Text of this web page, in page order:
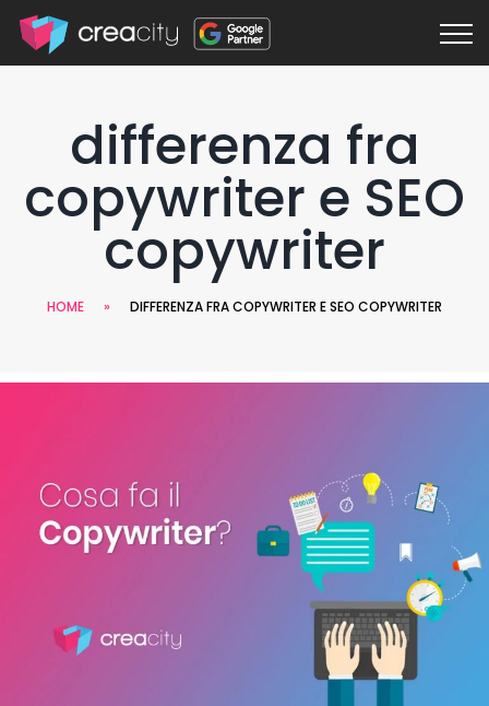
differenza fra
copywriter e SEO
copywriter
HOME » DIFFERENZA FRA COPYWRITER E SEO COPYWRITER